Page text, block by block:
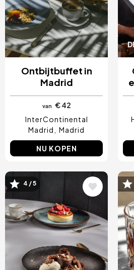
Ontbijtbuffet in
Madrid
van € 42
InterContinental
Madrid
Madrid
NU KOPEN
Afbeelding
4 / 5